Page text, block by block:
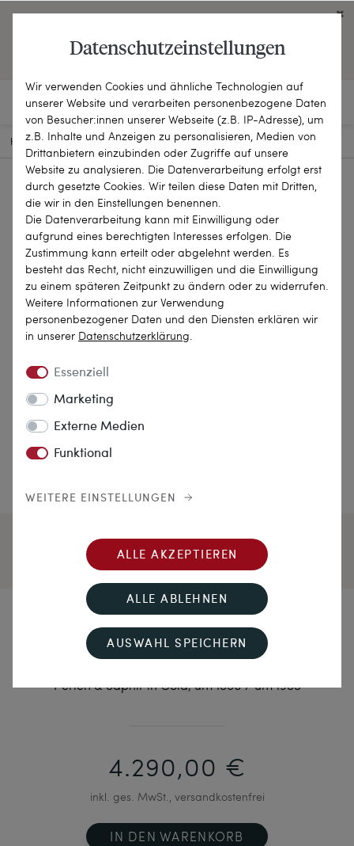
OPEN ENGLISH WEBSITE
HOME SCHMUCKSTÜCKE BROSCHEN & NADELN 25-2271
Auf zum Maskenball
Perlen & Saphir in Gold, um 1880 / um 1985
4.290,00 €
inkl. ges. MwSt., versandkostenfrei
IN DEN WARENKORB
Datenschutzeinstellungen
Wir verwenden Cookies und ähnliche Technologien auf
unserer Website und verarbeiten personenbezogene Daten
von Besucher:innen unserer Webseite (z.B. IP-Adresse), um
z.B. Inhalte und Anzeigen zu personalisieren, Medien von
Drittanbietern einzubinden oder Zugriffe auf unsere
Website zu analysieren. Die Datenverarbeitung erfolgt erst
durch gesetzte Cookies. Wir teilen diese Daten mit Dritten,
die wir in den Einstellungen benennen.
Die Datenverarbeitung kann mit Einwilligung oder
aufgrund eines berechtigten Interesses erfolgen. Die
Zustimmung kann erteilt oder abgelehnt werden. Es
besteht das Recht, nicht einzuwilligen und die Einwilligung
zu einem späteren Zeitpunkt zu ändern oder zu widerrufen.
Weitere Informationen zur Verwendung
personenbezogener Daten und den Diensten erklären wir
in unserer Daten­schutz­erklärung.
Essenziell
Marketing
Externe Medien
Funktional
WEITERE EINSTELLUNGEN
ALLE AKZEPTIEREN
ALLE ABLEHNEN
AUSWAHL SPEICHERN